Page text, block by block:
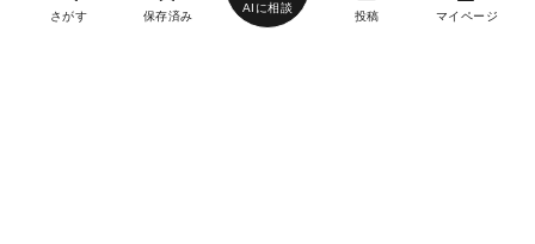
さがす 保存済み
AIに相談
投稿 マイページ